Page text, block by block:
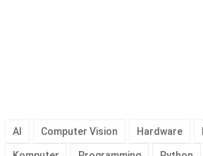
AI Computer Vision Hardware